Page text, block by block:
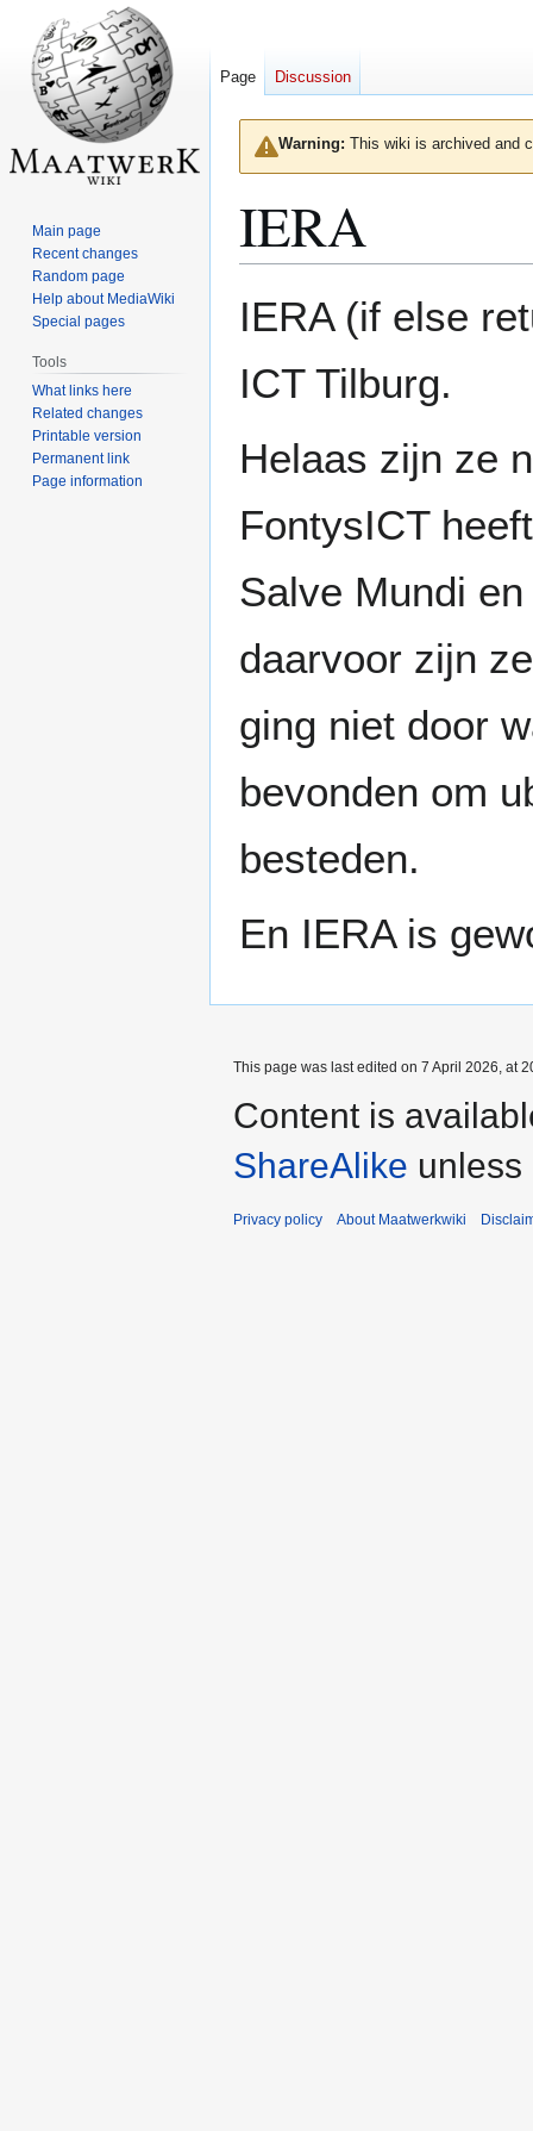
Warning: This wiki is archived and
IERA
IERA (if else
ICT Tilburg.
Helaas zijn ze
FontysICT
Salve Mundi
daarvoor zijn
ging niet door
bevonden om
besteden.
En IERA is
Page Discussion
Main page
Recent changes
Random page
Help about MediaWiki
Special pages
Tools
What links here
Related changes
Printable version
Permanent link
Page information
This page was last edited on 7 April 2026, at
Content is
ShareAlike unless
Privacy policy About Maatwerkwiki